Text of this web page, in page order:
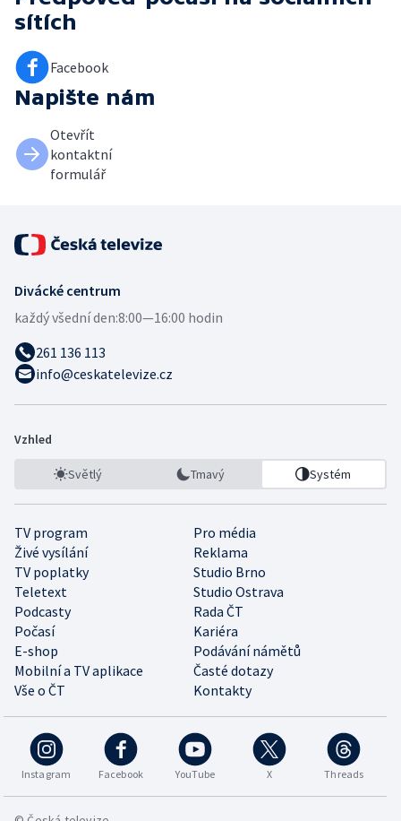
sítích
Facebook
Napište nám
Otevřít
kontaktní
formulář
Divácké centrum
každý všední den:8:00—16:00 hodin
261 136 113
info@ceskatelevize.cz
Vzhled
Světlý Tmavý Systém
TV program
Pro média
Živé vysílání
Reklama
TV poplatky
Studio Brno
Teletext
Studio Ostrava
Podcasty
Rada ČT
Počasí
Kariéra
E-shop
Podávání námětů
Mobilní a TV aplikace
Časté dotazy
Vše o ČT
Kontakty
Instagram Facebook YouTube X Threads